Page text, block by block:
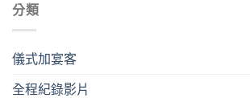
分類
儀式加宴客
全程紀錄影片